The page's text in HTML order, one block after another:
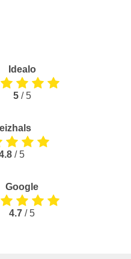
Idealo
5/ 5
/ 5
Google
4.7 / 5